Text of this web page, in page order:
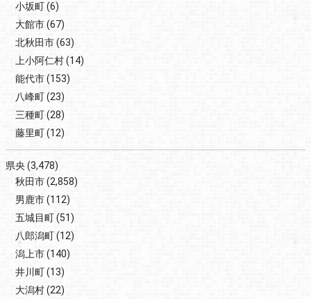
小坂町(6)
大館市(67)
北秋田市(63)
上小阿仁村(14)
能代市(153)
八峰町(23)
三種町(28)
藤里町(12)
県央(3,478)
秋田市(2,858)
男鹿市(112)
五城目町(51)
八郎潟町(12)
潟上市(140)
井川町(13)
大潟村(22)